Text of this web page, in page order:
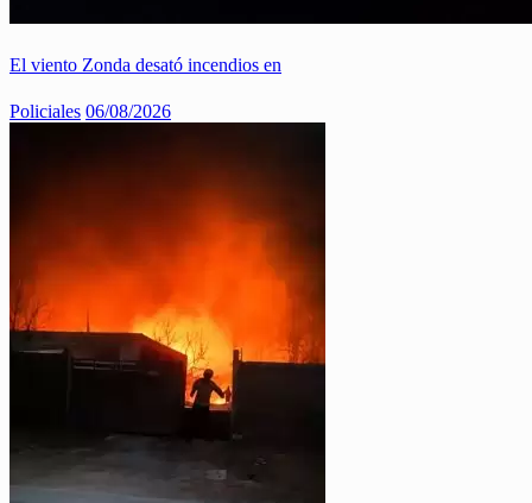
El viento Zonda desató incendios en
Policiales 06/08/2026